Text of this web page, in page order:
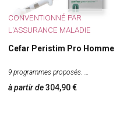
CONVENTIONNÉ PAR
L'ASSURANCE MALADIE
Cefar Peristim Pro Homme
9 programmes proposés.
à partir de304,90